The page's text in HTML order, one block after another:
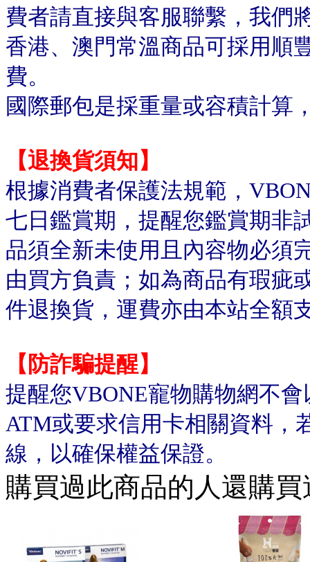
費者請直接與客服聯繫，我們
香港、澳門常溫商品可採用順
費。
國際郵包是採重量或容積計
【退換貨須知】
根據消費者保護法規範，
七日鑑賞期，提醒您鑑賞期非
品須全新未使用且內容物必須
由買方負責；如為商品有瑕疵
件退換貨，運費亦由本站全額
【防詐騙提醒】
提醒您VBONE寵物購物網不
ATM或要求信用卡相關資料，
線，以確保權益保證。
購買過此商品的人還購買